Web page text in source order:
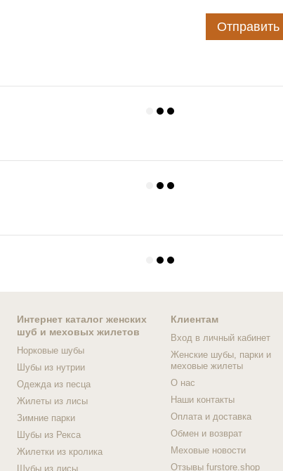
Отправить
Интернет каталог женских
шуб и меховых жилетов
Норковые шубы
Шубы из нутрии
Одежда из песца
Жилеты из лисы
Зимние парки
Шубы из Рекса
Жилетки из кролика
Шубы из лисы
Клиентам
Вход в личный кабинет
Женские шубы, парки и
меховые жилеты
О нас
Наши контакты
Оплата и доставка
Обмен и возврат
Меховые новости
Отзывы furstore.shop